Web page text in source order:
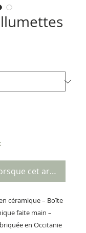
cet article est
céramique – Boîte
faite main –
en Occitanie